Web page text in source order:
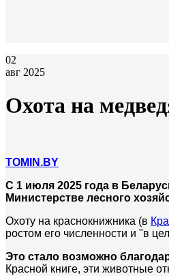
02
авг 2025
Охота на
TOMIN.BY
С 1 июля 2025 года в
Министерстве лесного
Охоту на краснокнижника (в
ростом его численности и "в
Это стало возможно
Красной книге, эти животные